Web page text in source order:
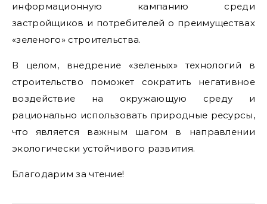
информационную кампанию среди
застройщиков и потребителей о преимуществах
«зеленого» строительства.
В целом, внедрение «зеленых» технологий в
строительство поможет сократить негативное
воздействие на окружающую среду и
рационально использовать природные ресурсы,
что является важным шагом в направлении
экологически устойчивого развития.
Благодарим за чтение!